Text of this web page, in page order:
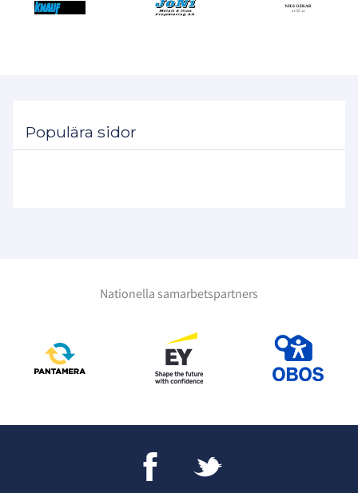
Populära sidor
Nationella samarbetspartners